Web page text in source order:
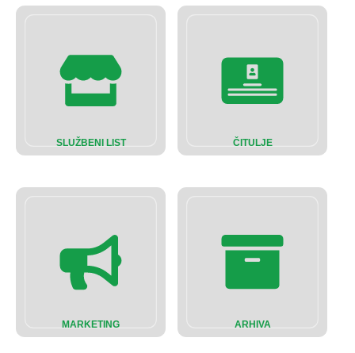
SLUŽBENI LIST ČITULJE
MARKETING ARHIVA